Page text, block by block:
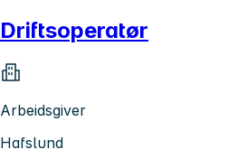
Driftsoperatør
Arbeidsgiver
Hafslund